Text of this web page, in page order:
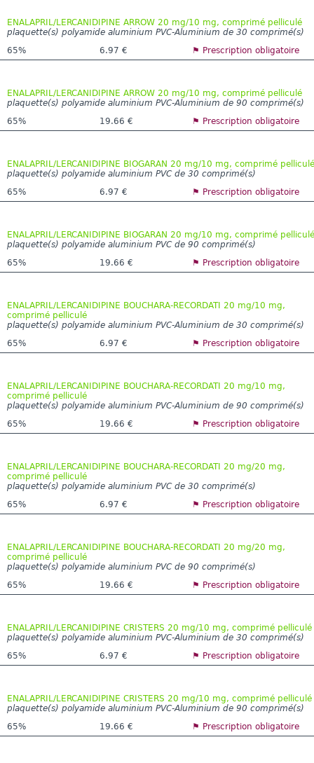
ENALAPRIL/LERCANIDIPINE ARROW 20 mg/10 mg, comprimé pelliculé
plaquette(s) polyamide aluminium PVC-Aluminium de 30 comprimé(s)
65%
6.97 € ⚑ Prescription obligatoire
ENALAPRIL/LERCANIDIPINE ARROW 20 mg/10 mg, comprimé pelliculé
plaquette(s) polyamide aluminium PVC-Aluminium de 90 comprimé(s)
65%
19.66 € ⚑ Prescription obligatoire
ENALAPRIL/LERCANIDIPINE BIOGARAN 20 mg/10 mg, comprimé pelliculé
plaquette(s) polyamide aluminium PVC de 30 comprimé(s)
65%
6.97 € ⚑ Prescription obligatoire
ENALAPRIL/LERCANIDIPINE BIOGARAN 20 mg/10 mg, comprimé pelliculé
plaquette(s) polyamide aluminium PVC de 90 comprimé(s)
65%
19.66 € ⚑ Prescription obligatoire
ENALAPRIL/LERCANIDIPINE BOUCHARA-RECORDATI 20 mg/10 mg,
comprimé pelliculé
plaquette(s) polyamide aluminium PVC-Aluminium de 30 comprimé(s)
65%
6.97 € ⚑ Prescription obligatoire
ENALAPRIL/LERCANIDIPINE BOUCHARA-RECORDATI 20 mg/10 mg,
comprimé pelliculé
plaquette(s) polyamide aluminium PVC-Aluminium de 90 comprimé(s)
65%
19.66 € ⚑ Prescription obligatoire
ENALAPRIL/LERCANIDIPINE BOUCHARA-RECORDATI 20 mg/20 mg,
comprimé pelliculé
plaquette(s) polyamide aluminium PVC de 30 comprimé(s)
65%
6.97 € ⚑ Prescription obligatoire
ENALAPRIL/LERCANIDIPINE BOUCHARA-RECORDATI 20 mg/20 mg,
comprimé pelliculé
plaquette(s) polyamide aluminium PVC de 90 comprimé(s)
65%
19.66 € ⚑ Prescription obligatoire
ENALAPRIL/LERCANIDIPINE CRISTERS 20 mg/10 mg, comprimé pelliculé
plaquette(s) polyamide aluminium PVC-Aluminium de 30 comprimé(s)
65%
6.97 € ⚑ Prescription obligatoire
ENALAPRIL/LERCANIDIPINE CRISTERS 20 mg/10 mg, comprimé pelliculé
plaquette(s) polyamide aluminium PVC-Aluminium de 90 comprimé(s)
65%
19.66 € ⚑ Prescription obligatoire